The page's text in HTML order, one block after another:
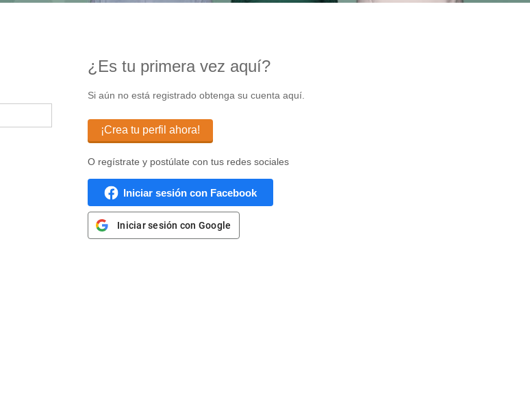
¿Es tu primera vez aquí?
Si aún no está registrado obtenga su cuenta aquí.
¡Crea tu perfil ahora!
O regístrate y postúlate con tus redes sociales
Iniciar sesión con Facebook
Iniciar sesión con Google